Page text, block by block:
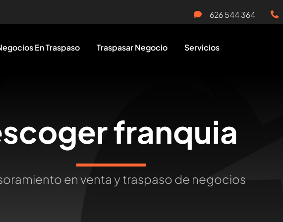
626 544 364
En Traspaso Traspasar Negocio Servicios
franquia
en venta y traspaso de negocios